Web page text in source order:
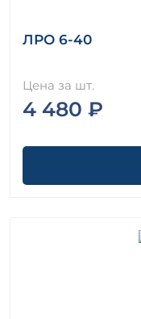
ЛРО 6-40
Цена за шт.
4 480 ₽